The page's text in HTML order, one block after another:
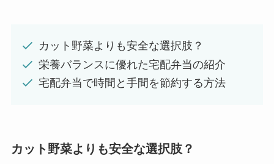
カット野菜よりも安全な選択肢？
栄養バランスに優れた宅配弁当の紹介
宅配弁当で時間と手間を節約する方法
カット野菜よりも安全な選択肢？